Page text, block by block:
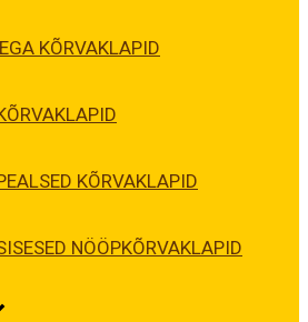
KÕRVAKLAPID
KÕRVAKLAPID
NÖÖPKÕRVAKLAPID